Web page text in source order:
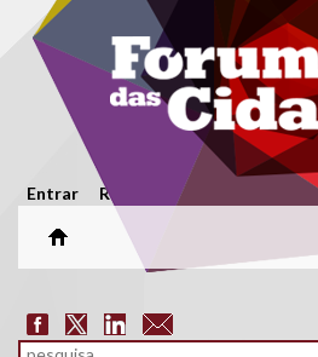
Passar para o conteúdo principal
Menu secundário
Entrar Registar
Formulário de pesquisa
pesquisar